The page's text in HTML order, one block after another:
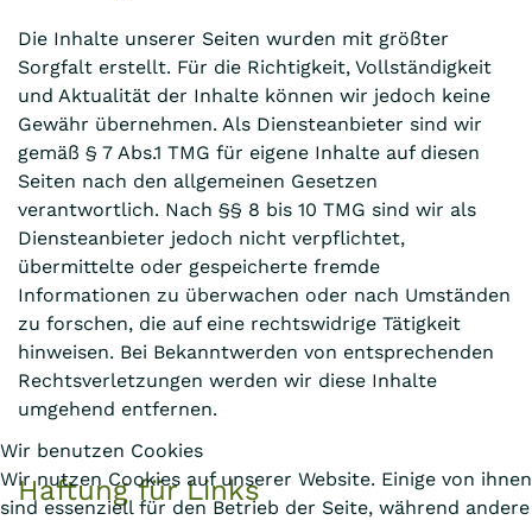
Die Inhalte unserer Seiten wurden mit größter
Sorgfalt erstellt. Für die Richtigkeit, Vollständigkeit
und Aktualität der Inhalte können wir jedoch keine
Gewähr übernehmen. Als Diensteanbieter sind wir
gemäß § 7 Abs.1 TMG für eigene Inhalte auf diesen
Seiten nach den allgemeinen Gesetzen
verantwortlich. Nach §§ 8 bis 10 TMG sind wir als
Diensteanbieter jedoch nicht verpflichtet,
übermittelte oder gespeicherte fremde
Informationen zu überwachen oder nach Umständen
zu forschen, die auf eine rechtswidrige Tätigkeit
hinweisen. Bei Bekanntwerden von entsprechenden
Rechtsverletzungen werden wir diese Inhalte
umgehend entfernen.
Haftung für Links
Wir benutzen Cookies
Wir nutzen Cookies auf unserer Website. Einige von ihnen
sind essenziell für den Betrieb der Seite, während andere